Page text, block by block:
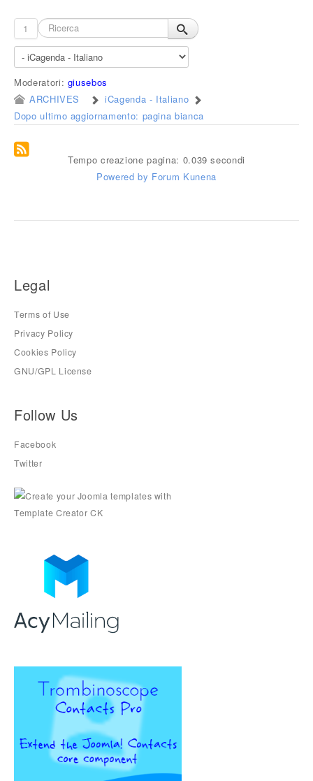
1
Moderatori: giusebos
ARCHIVES
iCagenda - Italiano
Dopo ultimo aggiornamento: pagina bianca
Tempo creazione pagina: 0.039 secondi
Powered by Forum Kunena
Legal
Terms of Use
Privacy Policy
Cookies Policy
GNU/GPL License
Follow Us
Facebook
Twitter